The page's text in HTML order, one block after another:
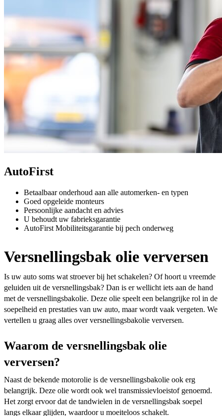
AutoFirst
Betaalbaar onderhoud aan alle automerken- en typen
Goed opgeleide monteurs
Persoonlijke aandacht en advies
U behoudt uw fabrieksgarantie
AutoFirst Mobiliteitsgarantie bij pech onderweg
Versnellingsbak olie verversen
Is uw auto soms wat stroever bij het schakelen? Of hoort u vreemde
geluiden uit de versnellingsbak? Dan is er wellicht iets aan de hand
met de versnellingsbakolie. Deze olie speelt een belangrijke rol in de
soepelheid en prestaties van uw auto, maar wordt vaak vergeten. We
vertellen u graag alles over versnellingsbakolie verversen.
Waarom de versnellingsbak olie
verversen?
Naast de bekende motorolie is de versnellingsbakolie ook erg
belangrijk. Deze olie wordt ook wel transmissievloeistof genoemd.
Het zorgt ervoor dat de tandwielen in de versnellingsbak soepel
langs elkaar glijden, waardoor u moeiteloos schakelt.